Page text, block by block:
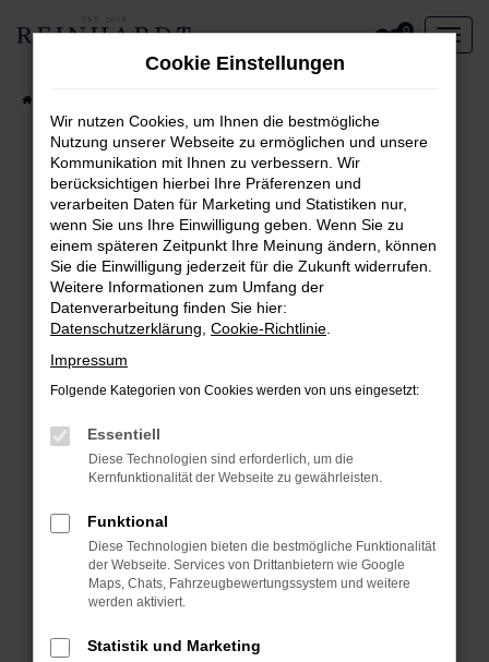
Zum
0
Fehler: Network Error
Beim Laden ist ein Fehler aufgetreten.
Hier sind ein paar Tipps, die dir helfen können:
Überprüfe deine Firewall und deine
Internetverbindung.
Laden andere Webseiten, zum Beispiel deine
Manche Erweiterungen, wie Werbeblocker,
können das Laden bestimmter Seiten
verhindern. Funktioniert die Seite in einem
anderen Browser oder in einem privaten
Starte dein Gerät neu.
Das kann manchmal helfen, vorübergehende
Probleme zu beheben.
Stelle sicher, dass dein Browser und dein
Betriebssystem auf dem neuesten Stand
Cookie Einstellungen
Wir nutzen Cookies, um Ihnen die bestmögliche
Nutzung unserer Webseite zu ermöglichen und unsere
Kommunikation mit Ihnen zu verbessern. Wir
berücksichtigen hierbei Ihre Präferenzen und
verarbeiten Daten für Marketing und Statistiken nur,
wenn Sie uns Ihre Einwilligung geben. Wenn Sie zu
einem späteren Zeitpunkt Ihre Meinung ändern, können
Sie die Einwilligung jederzeit für die Zukunft widerrufen.
Weitere Informationen zum Umfang der
Datenverarbeitung finden Sie hier:
Datenschutzerklärung Cookie-Richtlinie
Impressum
Folgende Kategorien von Cookies werden von uns eingesetzt:
Essentiell
Diese Technologien sind erforderlich, um die
Kernfunktionalität der Webseite zu gewährleisten.
Funktional
Diese Technologien bieten die bestmögliche Funktionalität
der Webseite. Services von Drittanbietern wie Google
Maps, Chats, Fahrzeugbewertungssystem und weitere
werden aktiviert.
Statistik und Marketing